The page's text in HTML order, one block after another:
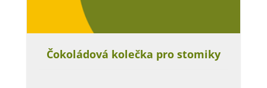
Čokoládová kolečka pro stomiky